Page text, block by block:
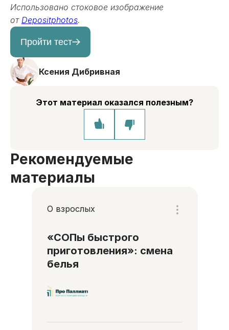
Использовано стоковое изображение
от Depositphotos.
Пройти тест
Ксения Дибривная
Этот материал оказался полезным?
Рекомендуемые
материалы
О взрослых
«СОПы быстрого
приготовления»: смена
белья